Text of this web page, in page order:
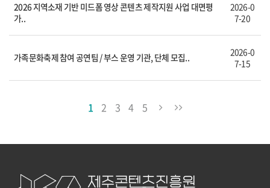
2026 지역소재 기반 미드폼 영상 콘텐츠 제작지원 사업 대면평
가..
2026-0
7-20
가족문화축제 참여 공연팀 / 부스 운영 기관, 단체 모집..
2026-0
7-15
1 2 3 4 5